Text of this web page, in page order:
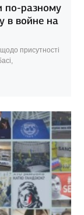
по-разному
в войне на
присутності